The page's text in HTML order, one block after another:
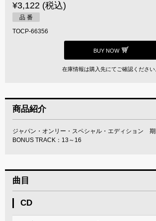
¥3,122 (税込)
品 番
TOCP-66356
BUY NOW
在庫情報は購入先にてご確認ください
商品紹介
ジャパン・オンリー・スペシャル・エディション 期
BONUS TRACK：13～16
曲目
CD